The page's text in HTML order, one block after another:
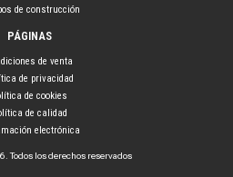
de construcción
PÁGINAS
de venta
de privacidad
de cookies
de calidad
electrónica
Todos los derechos reservados